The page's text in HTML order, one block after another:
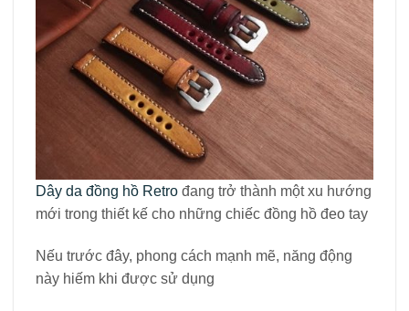
Dây da đồng hồ Retro đang trở thành một xu hướng
mới trong thiết kế cho những chiếc đồng hồ đeo tay
Nếu trước đây, phong cách mạnh mẽ, năng động
này hiếm khi được sử dụng